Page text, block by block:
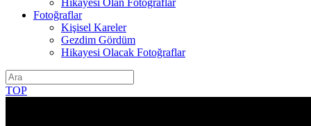
Hikayesi Olan Fotoğraflar
Fotoğraflar
Kişisel Kareler
Gezdim Gördüm
Hikayesi Olacak Fotoğraflar
TOP